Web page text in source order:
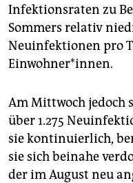
genossenschaft
epaper login
Infektionsraten zu
Sommers relativ
Neuinfektionen pro
Einwohner*innen.
Am Mittwoch jedoch
über 1.275
sie kontinuierlich,
sie sich beinahe
der im August neu